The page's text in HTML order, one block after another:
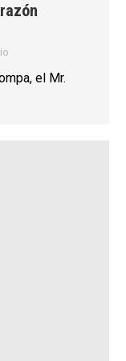
el Mr.